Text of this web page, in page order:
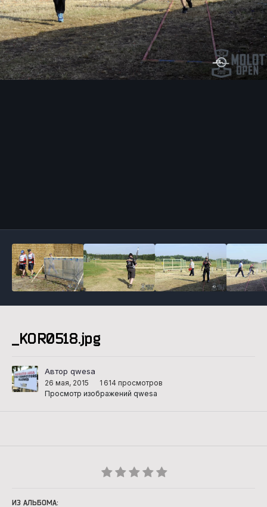
_KOR0518.jpg
Автор qwesa
26 мая, 2015
1 614 просмотров
Просмотр изображений qwesa
ИЗ АЛЬБОМА: